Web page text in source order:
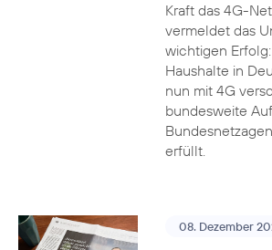
Kraft das 4G-
vermeldet das
wichtigen
Haushalte in
nun mit 4G
bundesweite
erfüllt.
08. Dezember